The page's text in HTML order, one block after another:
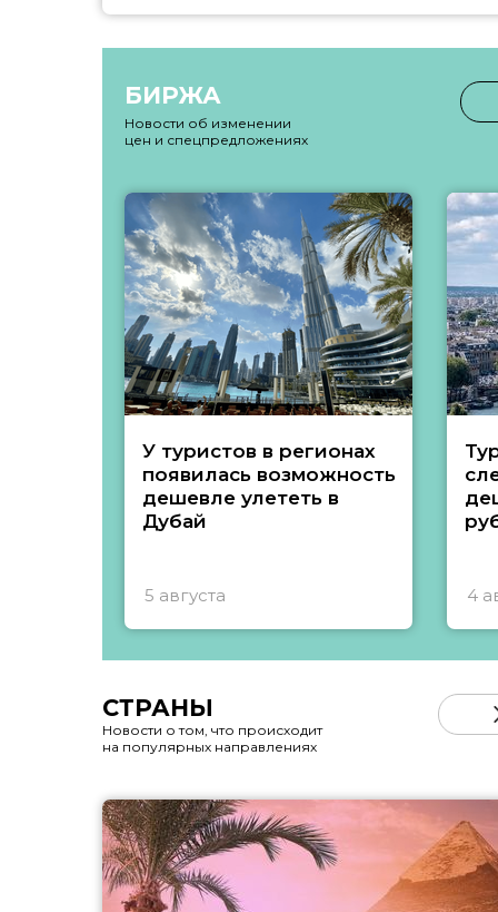
БИРЖА
Новости об изменении
цен и спецпредложениях
У туристов в регионах
появилась возможность
дешевле улететь в
Дубай
5 августа 4
СТРАНЫ
Новости о том, что происходит
на популярных направлениях